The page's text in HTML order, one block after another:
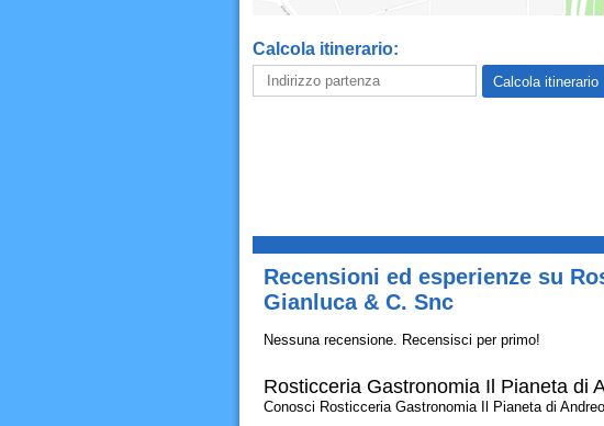
Calcola itinerario:
Recensioni ed esperienze su
Gianluca & C. Snc
Nessuna recensione. Recensisci per primo!
Rosticceria Gastronomia Il Pianeta di
Conosci Rosticceria Gastronomia Il Pianeta di